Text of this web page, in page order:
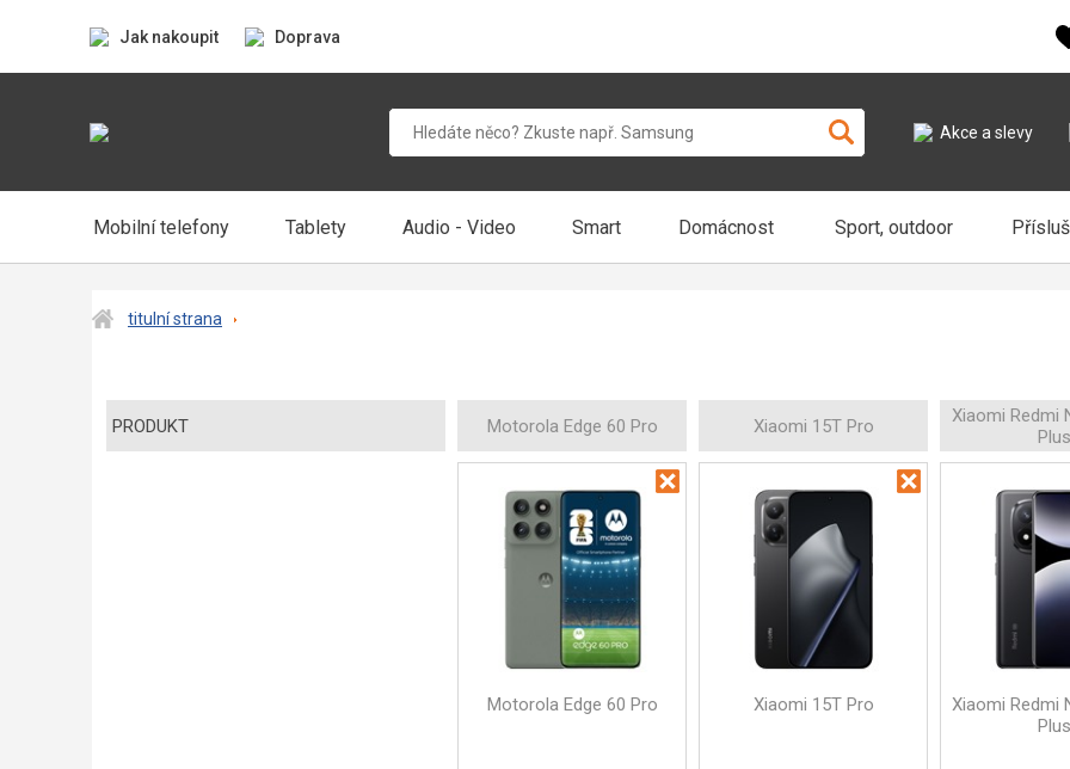
Jak nakoupit Doprava
Akce a slevy
Mobilní telefony Tablety Audio - Video Smart Domácnost Sport, outdoor
titulní strana
PRODUKT Motorola Edge 60 Pro Xiaomi 15T Pro
Xiaomi Redmi
Plus
Motorola Edge 60 Pro Xiaomi 15T Pro
Xiaomi Redmi
Plus